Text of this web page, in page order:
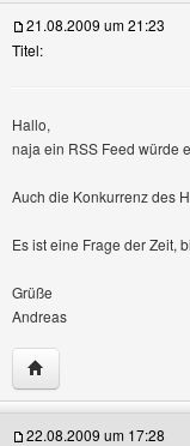
Profile anzeigen
21.08.2009 um 21:23
Titel:
Hallo,
naja ein RSS Feed würde
Auch die Konkurrenz des
Es ist eine Frage der Zeit,
Grüße
Andreas
Website dieses
22.08.2009 um 17:28